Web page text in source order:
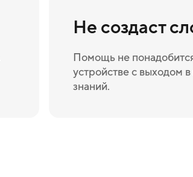
Не создаст
Помощь не
устройстве с выходом
знаний.